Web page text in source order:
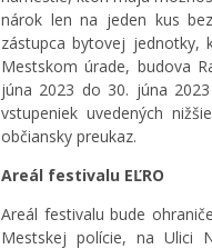
nárok len na jeden kus
zástupca bytovej jednotky,
Mestskom úrade, budova
júna 2023 do 30. júna
vstupeniek uvedených
občiansky preukaz.
Areál festivalu EĽRO
Areál festivalu bude
Mestskej polície, na Ulici